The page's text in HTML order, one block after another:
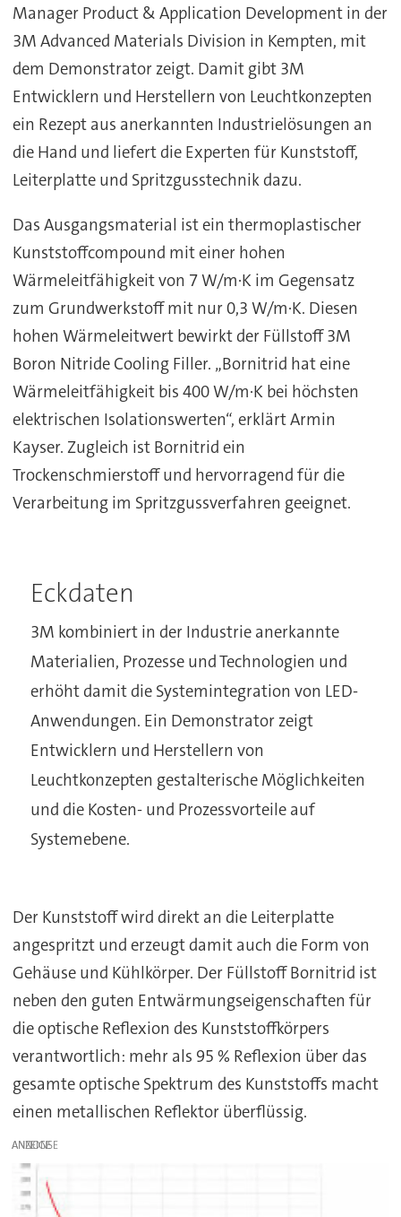
Manager Product & Application Development in der
3M Advanced Materials Division in Kempten, mit
dem Demonstrator zeigt. Damit gibt 3M
Entwicklern und Herstellern von Leuchtkonzepten
ein Rezept aus anerkannten Industrielösungen an
die Hand und liefert die Experten für Kunststoff,
Leiterplatte und Spritzgusstechnik dazu.
Das Ausgangsmaterial ist ein thermoplastischer
Kunststoffcompound mit einer hohen
Wärmeleitfähigkeit von 7 W/m·K im Gegensatz
zum Grundwerkstoff mit nur 0,3 W/m·K. Diesen
hohen Wärmeleitwert bewirkt der Füllstoff 3M
Boron Nitride Cooling Filler. „Bornitrid hat eine
Wärmeleitfähigkeit bis 400 W/m·K bei höchsten
elektrischen Isolationswerten“, erklärt Armin
Kayser. Zugleich ist Bornitrid ein
Trockenschmierstoff und hervorragend für die
Verarbeitung im Spritzgussverfahren geeignet.
Eckdaten
3M kombiniert in der Industrie anerkannte
Materialien, Prozesse und Technologien und
erhöht damit die Systemintegration von LED-
Anwendungen. Ein Demonstrator zeigt
Entwicklern und Herstellern von
Leuchtkonzepten gestalterische Möglichkeiten
und die Kosten- und Prozessvorteile auf
Systemebene.
Der Kunststoff wird direkt an die Leiterplatte
angespritzt und erzeugt damit auch die Form von
Gehäuse und Kühlkörper. Der Füllstoff Bornitrid ist
neben den guten Entwärmungseigenschaften für
die optische Reflexion des Kunststoffkörpers
verantwortlich: mehr als 95 % Reflexion über das
gesamte optische Spektrum des Kunststoffs macht
einen metallischen Reflektor überflüssig.
ANZEIGE